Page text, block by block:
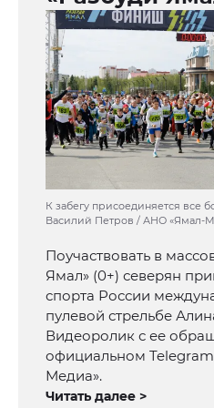
К забегу присоединяется все
Василий Петров / АНО «Ямал-
Поучаствовать в
Ямал» (0+) северян
спорта России
пулевой стрельбе
Видеоролик с ее
официальном
Медиа».
Читать далее >